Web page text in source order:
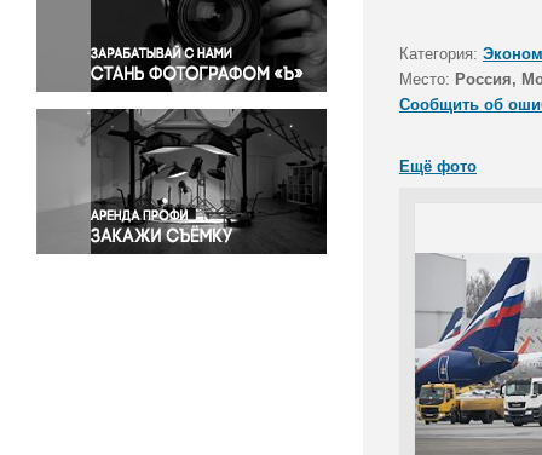
Правосудие
Происшествия и конфликты
Религия
Светская жизнь
Спорт
Экология
Экономика и бизнес
Категория:
Место: Россия,
Сообщить об
Ещё фото